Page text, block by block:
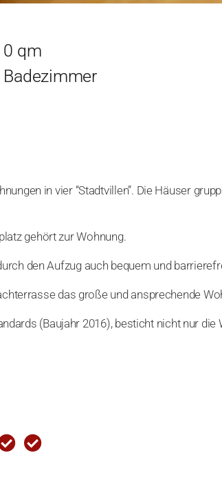
0 qm
Badezimmer
in vier “Stadtvillen”. Die Häuser
gehört zur Wohnung.
den Aufzug auch bequem und
das große und ansprechende
(Baujahr 2016), besticht nicht nur die